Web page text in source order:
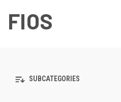
FIOS
SUBCATEGORIES